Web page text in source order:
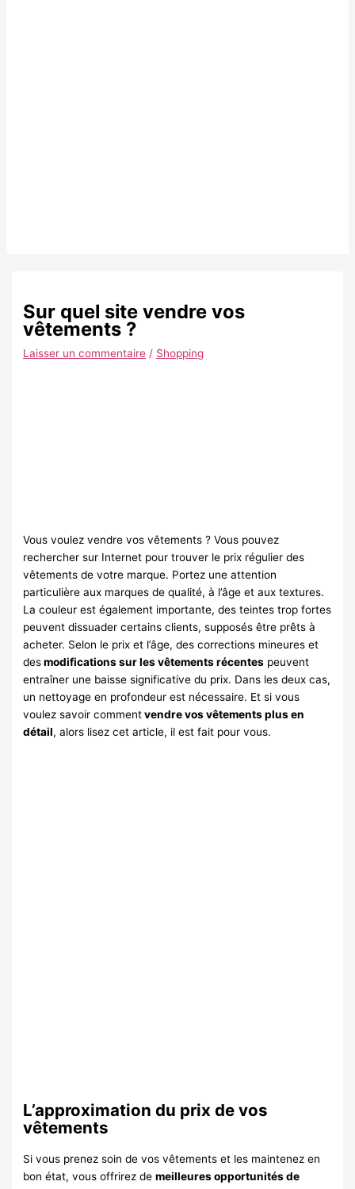
Sur quel site vendre vos
vêtements ?
Laisser un commentaire / Shopping
Vous voulez vendre vos vêtements ? Vous pouvez
rechercher sur Internet pour trouver le prix régulier des
vêtements de votre marque. Portez une attention
particulière aux marques de qualité, à l’âge et aux textures.
La couleur est également importante, des teintes trop fortes
peuvent dissuader certains clients, supposés être prêts à
acheter. Selon le prix et l’âge, des corrections mineures et
desmodifications sur les vêtements récentes peuvent
entraîner une baisse significative du prix. Dans les deux cas,
un nettoyage en profondeur est nécessaire. Et si vous
voulez savoir commentvendre vos vêtements plus en
détail, alors lisez cet article, il est fait pour vous.
L’approximation du prix de vos
vêtements
Si vous prenez soin de vos vêtements et les maintenez en
bon état, vous offrirez demeilleures opportunités de